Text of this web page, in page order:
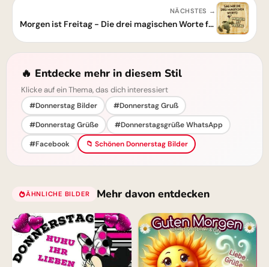
NÄCHSTES →
Morgen ist Freitag - Die drei magischen Worte für einen perfekten Freitag
🔥 Entdecke mehr in diesem Stil
Klicke auf ein Thema, das dich interessiert
#Donnerstag Bilder
#Donnerstag Gruß
#Donnerstag Grüße
#Donnerstagsgrüße WhatsApp
#Facebook
📁 Schönen Donnerstag Bilder
ÄHNLICHE BILDER Mehr davon entdecken